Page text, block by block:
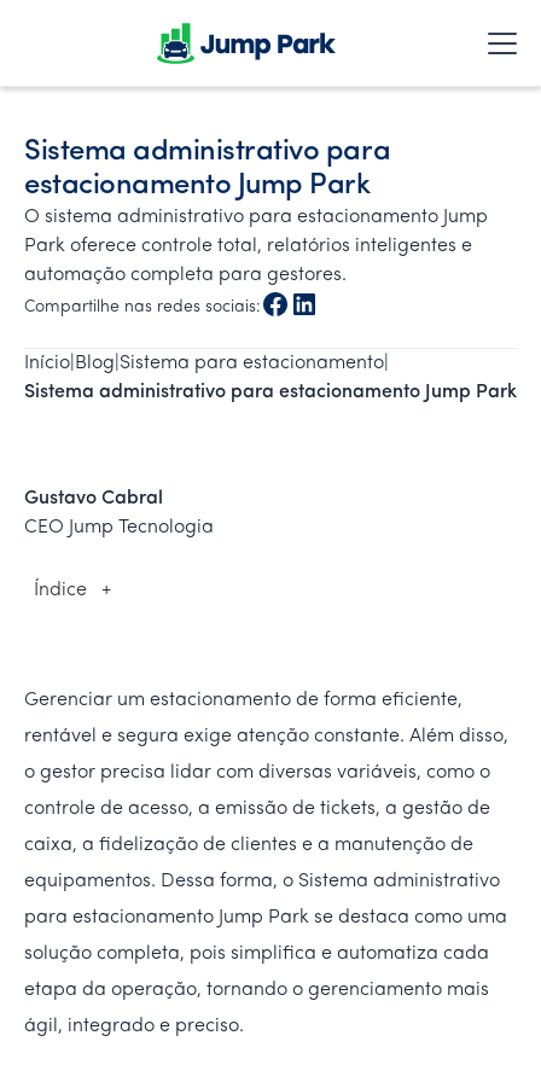
Sistema administrativo para
estacionamento Jump Park
O sistema administrativo para estacionamento Jump
Park oferece controle total, relatórios inteligentes e
automação completa para gestores.
Compartilhe nas redes sociais:
Início Blog Sistema para estacionamento
Sistema administrativo para estacionamento Jump Park
Gustavo Cabral
CEO Jump Tecnologia
Índice +
Gerenciar um estacionamento de forma eficiente,
rentável e segura exige atenção constante. Além disso,
o gestor precisa lidar com diversas variáveis, como o
controle de acesso, a emissão de tickets, a gestão de
caixa, a fidelização de clientes e a manutenção de
equipamentos. Dessa forma, o Sistema administrativo
para estacionamento Jump Park se destaca como uma
solução completa, pois simplifica e automatiza cada
etapa da operação, tornando o gerenciamento mais
ágil, integrado e preciso.